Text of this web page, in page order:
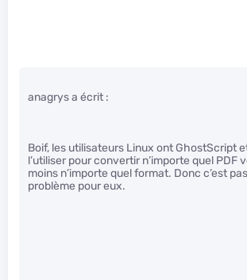
anagrys a écrit :
Boif, les utilisateurs Linux ont GhostScript
l’utiliser pour convertir n’importe quel PDF
moins n’importe quel format. Donc c’est
problème pour eux.